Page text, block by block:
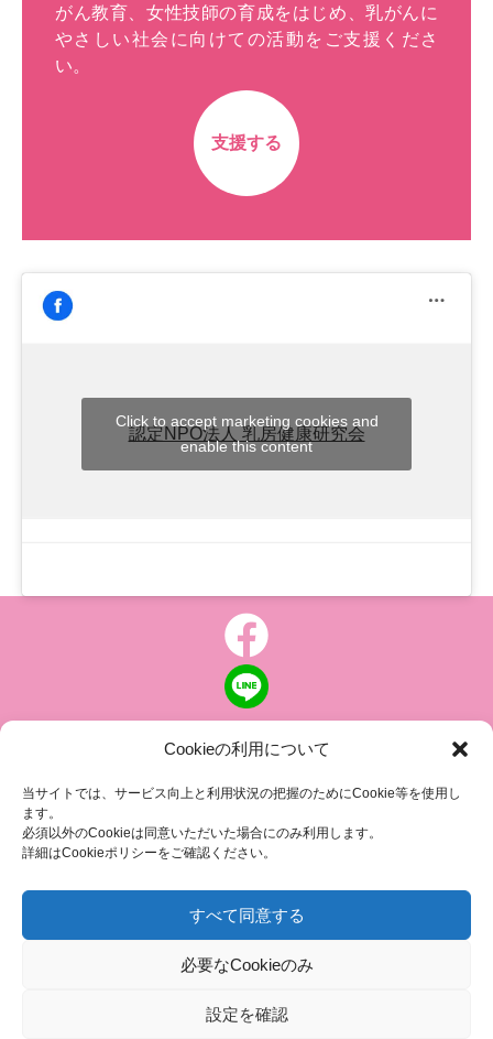
Cookieの利用について
当サイトでは、サービス向上と利用状況の把握のためにCookie等を使用し
ます。
必須以外のCookieは同意いただいた場合にのみ利用します。
詳細はCookieポリシーをご確認ください。
すべて同意する
必要なCookieのみ
設定を確認
がん教育、女性技師の育成をはじめ、乳がんに
やさしい社会に向けての活動をご支援くださ
い。
支援する
認定NPO法人 乳房健康研究会
Click to accept marketing cookies and
enable this content
個人情報について | 特定商取引の表記
認定NPO法人 乳房健康研究会
築地ホワイトビル 1002
TEL.03-6278-8720(平日 10:00 ~ 17:00)
FAX.03-3545-6545
info@breastcare.jp